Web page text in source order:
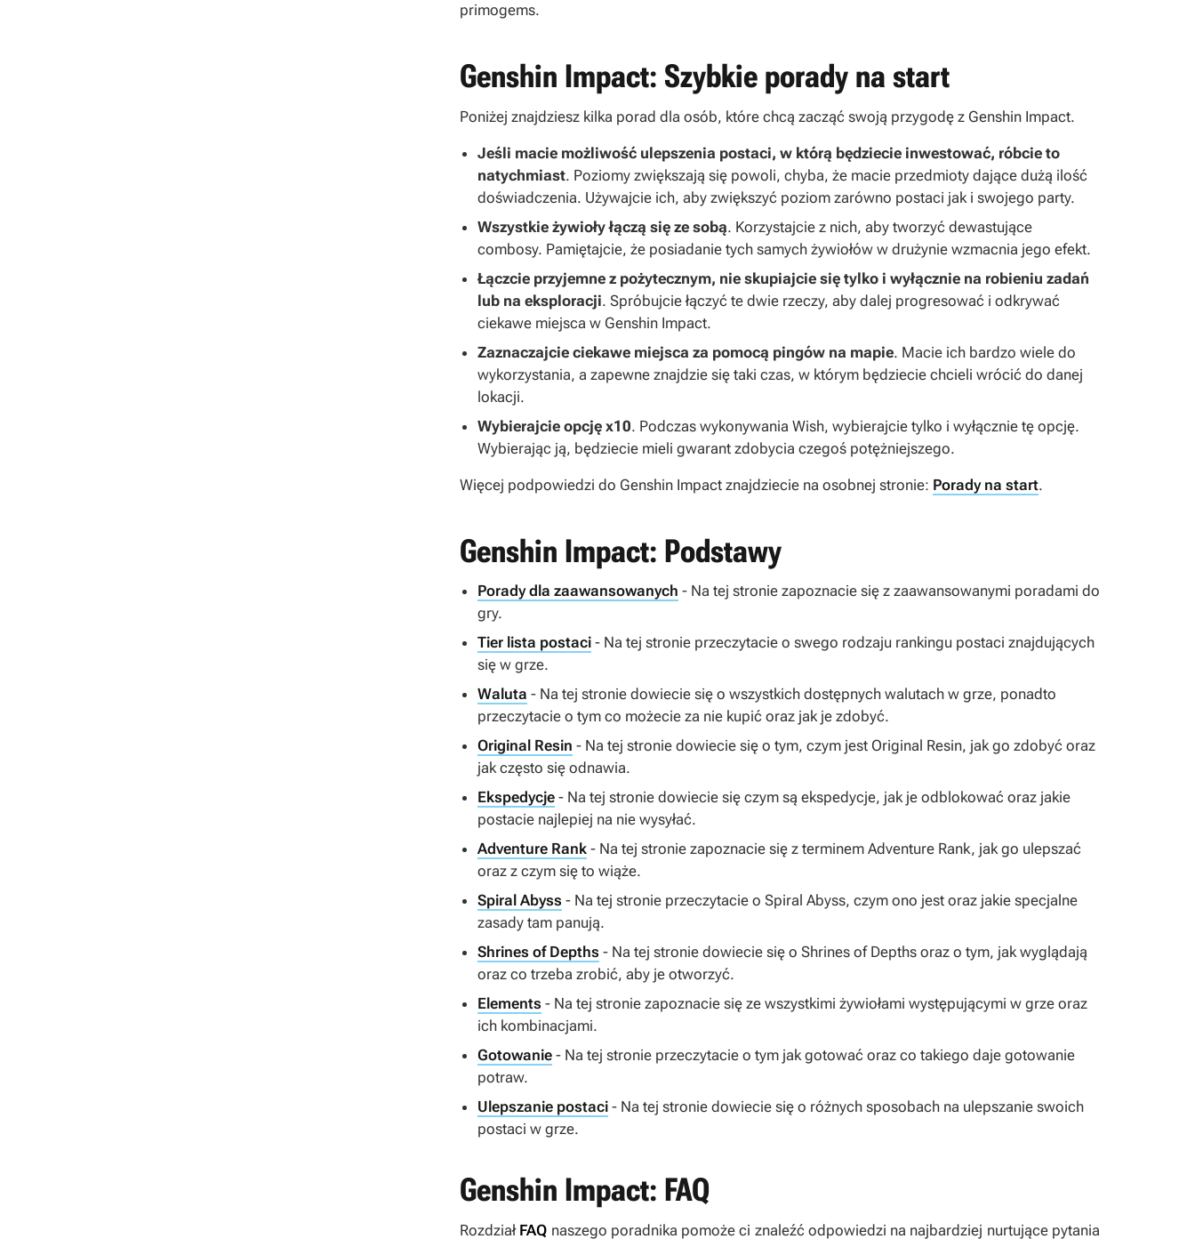
primogems.
Genshin Impact: Szybkie porady na start
Poniżej znajdziesz kilka porad dla osób, które chcą zacząć swoją przygodę z Genshin Impact.
Jeśli macie możliwość ulepszenia postaci, w którą będziecie inwestować, róbcie to
natychmiast. Poziomy zwiększają się powoli, chyba, że macie przedmioty dające dużą ilość
doświadczenia. Używajcie ich, aby zwiększyć poziom zarówno postaci jak i swojego party.
Wszystkie żywioły łączą się ze sobą. Korzystajcie z nich, aby tworzyć dewastujące
combosy. Pamiętajcie, że posiadanie tych samych żywiołów w drużynie wzmacnia jego efekt.
Łączcie przyjemne z pożytecznym, nie skupiajcie się tylko i wyłącznie na robieniu zadań
lub na eksploracji. Spróbujcie łączyć te dwie rzeczy, aby dalej progresować i odkrywać
ciekawe miejsca w Genshin Impact.
Zaznaczajcie ciekawe miejsca za pomocą pingów na mapie. Macie ich bardzo wiele do
wykorzystania, a zapewne znajdzie się taki czas, w którym będziecie chcieli wrócić do danej
lokacji.
Wybierajcie opcję x10. Podczas wykonywania Wish, wybierajcie tylko i wyłącznie tę opcję.
Wybierając ją, będziecie mieli gwarant zdobycia czegoś potężniejszego.
Więcej podpowiedzi do Genshin Impact znajdziecie na osobnej stronie: Porady na start.
Genshin Impact: Podstawy
Porady dla zaawansowanych - Na tej stronie zapoznacie się z zaawansowanymi poradami do
gry.
Tier lista postaci - Na tej stronie przeczytacie o swego rodzaju rankingu postaci znajdujących
się w grze.
Waluta - Na tej stronie dowiecie się o wszystkich dostępnych walutach w grze, ponadto
przeczytacie o tym co możecie za nie kupić oraz jak je zdobyć.
Original Resin - Na tej stronie dowiecie się o tym, czym jest Original Resin, jak go zdobyć oraz
jak często się odnawia.
Ekspedycje - Na tej stronie dowiecie się czym są ekspedycje, jak je odblokować oraz jakie
postacie najlepiej na nie wysyłać.
Adventure Rank - Na tej stronie zapoznacie się z terminem Adventure Rank, jak go ulepszać
oraz z czym się to wiąże.
Spiral Abyss - Na tej stronie przeczytacie o Spiral Abyss, czym ono jest oraz jakie specjalne
zasady tam panują.
Shrines of Depths - Na tej stronie dowiecie się o Shrines of Depths oraz o tym, jak wyglądają
oraz co trzeba zrobić, aby je otworzyć.
Elements - Na tej stronie zapoznacie się ze wszystkimi żywiołami występującymi w grze oraz
ich kombinacjami.
Gotowanie - Na tej stronie przeczytacie o tym jak gotować oraz co takiego daje gotowanie
potraw.
Ulepszanie postaci - Na tej stronie dowiecie się o różnych sposobach na ulepszanie swoich
postaci w grze.
Genshin Impact: FAQ
Rozdział FAQ naszego poradnika pomoże ci znaleźć odpowiedzi na najbardziej nurtujące pytania